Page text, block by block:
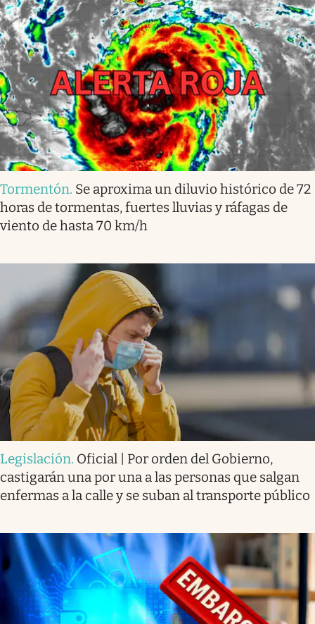
Tormentón. Se aproxima un diluvio histórico de 72
horas de tormentas, fuertes lluvias y ráfagas de
viento de hasta 70 km/h
Legislación. Oficial | Por orden del Gobierno,
castigarán una por una a las personas que salgan
enfermas a la calle y se suban al transporte público